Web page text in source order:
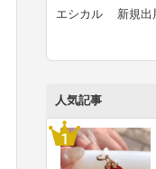
エシカル 新規出
人気記事